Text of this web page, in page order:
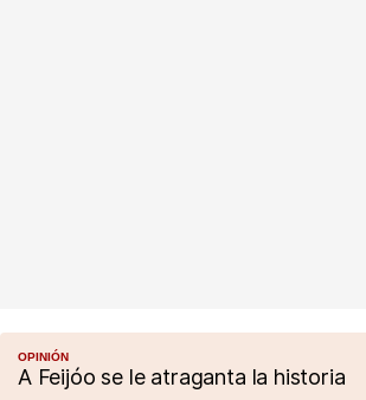
OPINIÓN
A Feijóo se le atraganta la historia